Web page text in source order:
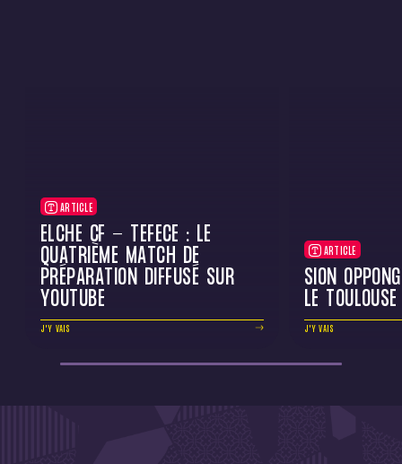
ARTICLE
ELCHE CF - TÉFÉCÉ : LE
QUATRIÈME MATCH DE
PRÉPARATION DIFFUSÉ SUR
YOUTUBE
J'Y VAIS
ARTICLE
SION
LE
J'Y VAIS